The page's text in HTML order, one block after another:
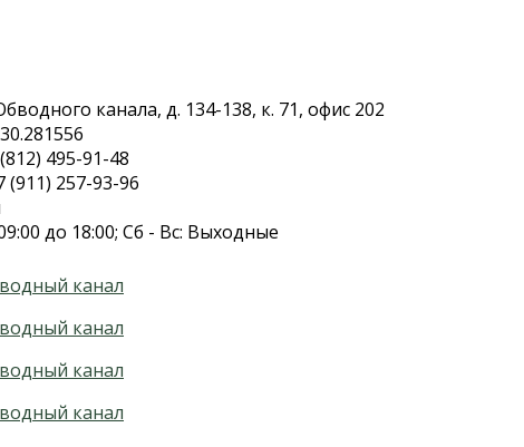
канала, д. 134-138, к. 71, офис 202
495-91-48
257-93-96
до 18:00; Сб - Вс: Выходные